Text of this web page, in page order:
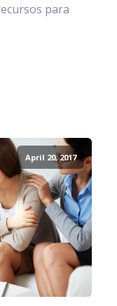
para
April 20, 2017